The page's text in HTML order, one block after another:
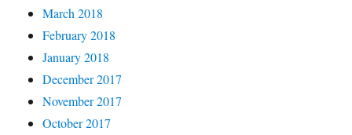
March 2018
February 2018
January 2018
December 2017
November 2017
October 2017